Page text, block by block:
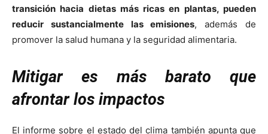
transición hacia dietas más ricas en plantas, pueden
reducir sustancialmente las emisiones, además de
promover la salud humana y la seguridad alimentaria.
Mitigar es más barato que
afrontar los impactos
El informe sobre el estado del clima también apunta que